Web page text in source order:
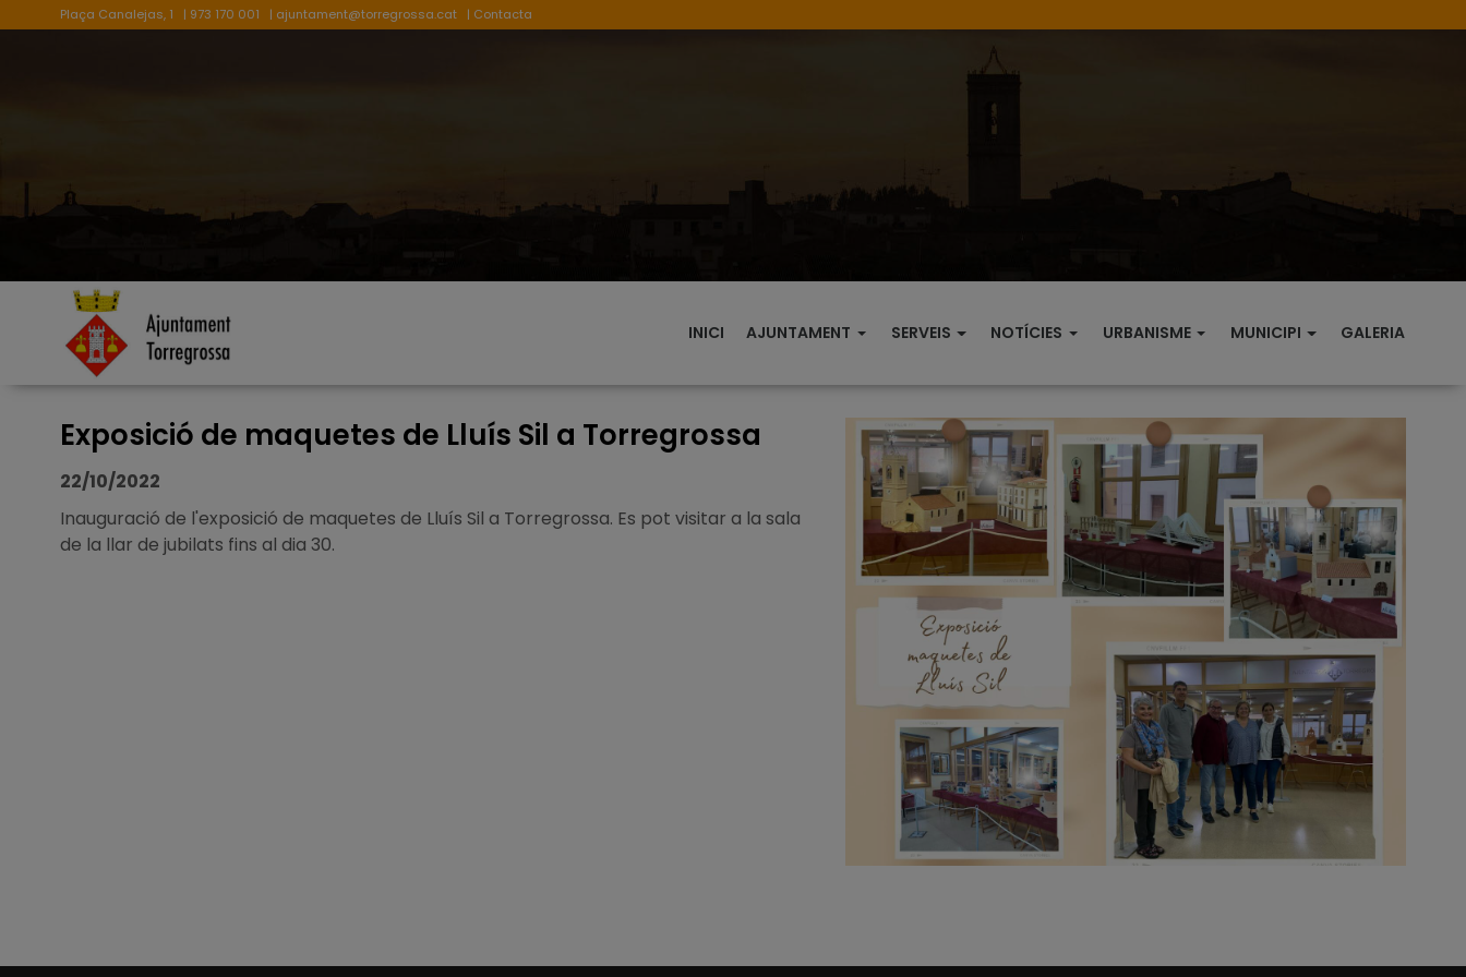
Plaça Canalejas, 1 | 973 170 001 | ajuntament@torregrossa.cat | Contacta
INICI AJUNTAMENT SERVEIS NOTÍCIES URBANISME MUNICIPI GALERIA
Exposició de maquetes de Lluís Sil a Torregrossa
22/10/2022
Inauguració de l'exposició de maquetes de Lluís Sil a Torregrossa. Es pot visitar a la sala
de la llar de jubilats fins al dia 30.